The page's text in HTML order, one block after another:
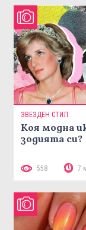
ЗВЕЗДЕН СТИЛ
Коя модна
зодията си?
558 7